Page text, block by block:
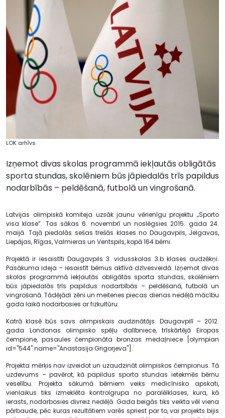
LOK arhīvs
Izņemot divas skolas programmā iekļautās obligātās
sporta stundas, skolēniem būs jāpiedalās trīs papildus
nodarbībās – peldēšanā, futbolā un vingrošanā.
Latvijas olimpiskā komiteja uzsāk jaunu vērienīgu projektu „Sporto
visa klase”. Tas sākas 6. novembrī un noslēgsies 2015. gada 24.
maijā. Tajā piedalās sešas trešās klases no Daugavpils, Jelgavas,
Liepājas, Rīgas, Valmieras un Ventspils, kopā 164 bērni.
Projektā ir iesaistīti Daugavpils 3. vidusskolas 3.b klases audzēkņi.
Pasākuma ideja – iesaistīt bērnus aktīvā dzīvesveidā. Izņemot divas
skolas programmā iekļautās obligātās sporta stundas, skolēniem
būs jāpiedalās trīs papildus nodarbībās – peldēšanā, futbolā un
vingrošanā. Tādējādi zēni un meitenes piecas dienas nedēļā mācību
gada laikā nodarbosies ar fizkultūru.
Katrā klasē būs savs olimpiskais audzinātājs. Daugavpilī – 2012.
gada Londonas olimpisko spēļu dalībniece, trīskārtējā Eiropas
čempione, pasaules čempionāta bronzas medaļniece [olympian
id="544" name="Anastasija Grigorjeva"].
Projekta mērķis nav izveidot un uzaudzināt olimpiskos čempionus. Tā
uzdevums – pavērot, kā papildus sporta stundas ietekmēs bērnu
veselību. Projekta sākumā bērniem veiks medicīnisko apskati,
vienlaikus tiks izmeklēta kontrolgrupa no paralēlklases, kura, kā
ierasts, nodarbosies divreiz nedēļā. Gada beigās tiks veikta vēl viena
pārbaude, pēc kuras rezultātiem varēs spriest par to, vai projekts bijis